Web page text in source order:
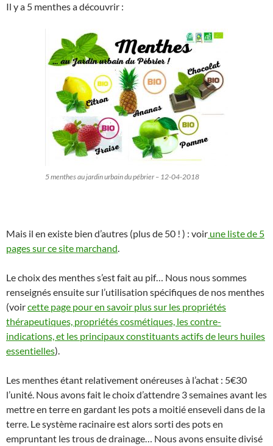
Il y a 5 menthes a découvrir :
5 menthes au jardin urbain du pébrier – 12-04-2018
Mais il en existe bien d’autres (plus de 50 ! ) : voir une liste de 5
pages sur ce site marchand.
Le choix des menthes s’est fait au pif… Nous nous sommes
renseignés ensuite sur l’utilisation spécifiques de nos menthes
(voircette page pour en savoir plus sur les propriétés
thérapeutiques, propriétés cosmétiques, les contre-
indications, et les principaux constituants actifs de leurs huiles
essentielles).
Les menthes étant relativement onéreuses à l’achat : 5€30
l’unité. Nous avons fait le choix d’attendre 3 semaines avant les
mettre en terre en gardant les pots a moitié enseveli dans de la
terre. Le système racinaire est alors sorti des pots en
empruntant les trous de drainage… Nous avons ensuite divisé